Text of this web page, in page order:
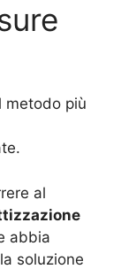
metodo più
al
abbia
soluzione